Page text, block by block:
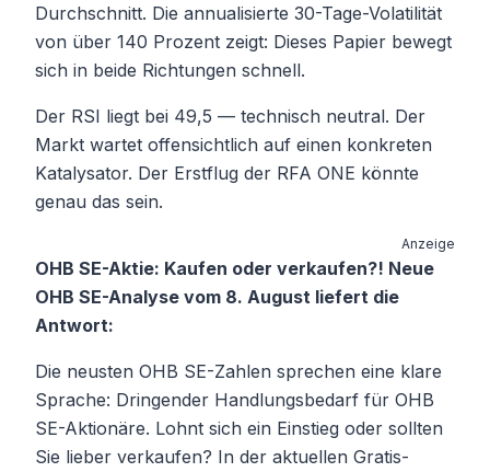
Durchschnitt. Die annualisierte 30-Tage-Volatilität
von über 140 Prozent zeigt: Dieses Papier bewegt
sich in beide Richtungen schnell.
Der RSI liegt bei 49,5 — technisch neutral. Der
Markt wartet offensichtlich auf einen konkreten
Katalysator. Der Erstflug der RFA ONE könnte
genau das sein.
Anzeige
OHB SE-Aktie: Kaufen oder verkaufen?! Neue
OHB SE-Analyse vom 8. August liefert die
Antwort:
Die neusten OHB SE-Zahlen sprechen eine klare
Sprache: Dringender Handlungsbedarf für OHB
SE-Aktionäre. Lohnt sich ein Einstieg oder sollten
Sie lieber verkaufen? In der aktuellen Gratis-